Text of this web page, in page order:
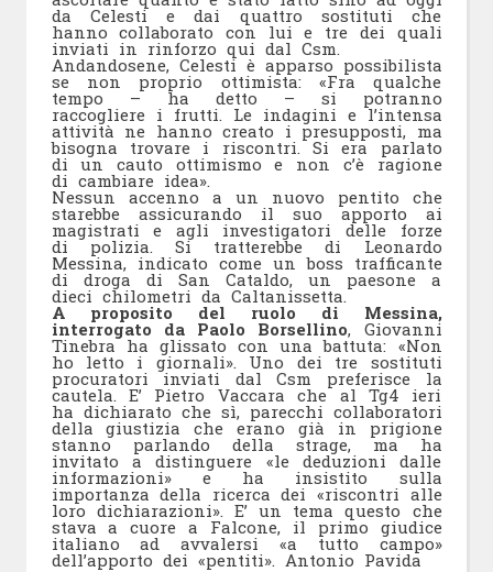
da Celesti e dai quattro sostituti che
hanno collaborato con lui e tre dei quali
inviati in rinforzo qui dal Csm.
Andandosene, Celesti è apparso possibilista
se non proprio ottimista: «Fra qualche
tempo – ha detto – si potranno
raccogliere i frutti. Le indagini e l’intensa
attività ne hanno creato i presupposti, ma
bisogna trovare i riscontri. Si era parlato
di un cauto ottimismo e non c’è ragione
di cambiare idea».
Nessun accenno a un nuovo pentito che
starebbe assicurando il suo apporto ai
magistrati e agli investigatori delle forze
di polizia. Si tratterebbe di Leonardo
Messina, indicato come un boss trafficante
di droga di San Cataldo, un paesone a
dieci chilometri da Caltanissetta.
A proposito del ruolo di Messina,
interrogato da Paolo Borsellino, Giovanni
Tinebra ha glissato con una battuta: «Non
ho letto i giornali». Uno dei tre sostituti
procuratori inviati dal Csm preferisce la
cautela. E’ Pietro Vaccara che al Tg4 ieri
ha dichiarato che sì, parecchi collaboratori
della giustizia che erano già in prigione
stanno parlando della strage, ma ha
invitato a distinguere «le deduzioni dalle
informazioni» e ha insistito sulla
importanza della ricerca dei «riscontri alle
loro dichiarazioni». E’ un tema questo che
stava a cuore a Falcone, il primo giudice
italiano ad avvalersi «a tutto campo»
dell’apporto dei «pentiti». Antonio Pavida